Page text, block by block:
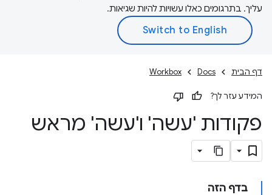
עליך. בתרגומים כאלו עשויות להיות שגיאות.
דף הבית Docs
Workbox
המידע עזר לך?
פקודות 'עשה' ו'עשה' מראש
בדף הזה